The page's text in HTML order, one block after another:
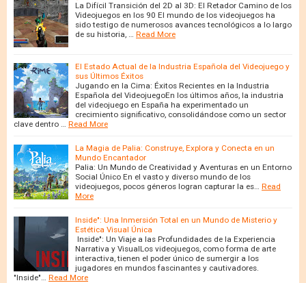
La Difícil Transición del 2D al 3D: El Retador Camino de los
Videojuegos en los 90 El mundo de los videojuegos ha
sido testigo de numerosos avances tecnológicos a lo largo
de su historia, … Read More
El Estado Actual de la Industria Española del Videojuego y
sus Últimos Éxitos
Jugando en la Cima: Éxitos Recientes en la Industria
Española del VideojuegoEn los últimos años, la industria
del videojuego en España ha experimentado un
crecimiento significativo, consolidándose como un sector
clave dentro … Read More
La Magia de Palia: Construye, Explora y Conecta en un
Mundo Encantador
Palia: Un Mundo de Creatividad y Aventuras en un Entorno
Social Único En el vasto y diverso mundo de los
videojuegos, pocos géneros logran capturar la es… Read
More
Inside": Una Inmersión Total en un Mundo de Misterio y
Estética Visual Única
Inside": Un Viaje a las Profundidades de la Experiencia
Narrativa y VisualLos videojuegos, como forma de arte
interactiva, tienen el poder único de sumergir a los
jugadores en mundos fascinantes y cautivadores.
"Inside"… Read More